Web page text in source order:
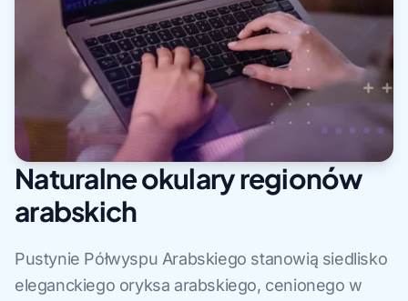
Naturalne okulary regionów
arabskich
Pustynie Półwyspu Arabskiego stanowią siedlisko
eleganckiego oryksa arabskiego, cenionego w